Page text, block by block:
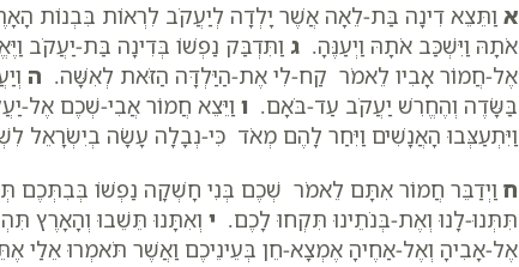
א וַתֵּצֵא דִינָה בַּת-לֵאָה אֲשֶׁר יָלְדָה לְיַעֲקֹב לִרְאוֹת בִּבְנוֹת
אֹתָהּ וַיִּשְׁכַּב אֹתָהּ וַיְעַנֶּהָ. ג וַתִּדְבַּק נַפְשׁוֹ בְּדִינָה בַּת-יַעֲקֹב
אֶל-חֲמוֹר אָבִיו לֵאמֹר קַח-לִי אֶת-הַיַּלְדָּה הַזֹּאת לְאִשָּׁה. ה
בַּשָּׂדֶה וְהֶחֱרִשׁ יַעֲקֹב עַד-בֹּאָם. ו וַיֵּצֵא חֲמוֹר אֲבִי-שְׁכֶם אֶל-
וַיִּתְעַצְּבוּ הָאֲנָשִׁים וַיִּחַר לָהֶם מְאֹד כִּי-נְבָלָה עָשָׂה בְיִשְׂרָאֵל
ח וַיְדַבֵּר חֲמוֹר אִתָּם לֵאמֹר שְׁכֶם בְּנִי חָשְׁקָה נַפְשׁוֹ בְּבִתְּכֶם
תִּתְּנוּ-לָנוּ וְאֶת-בְּנֹתֵינוּ תִּקְחוּ לָכֶם. י וְאִתָּנוּ תֵּשֵׁבוּ וְהָאָרֶץ
אֶל-אָבִיהָ וְאֶל-אַחֶיהָ אֶמְצָא-חֵן בְּעֵינֵיכֶם וַאֲשֶׁר תֹּאמְרוּ אֵלַי